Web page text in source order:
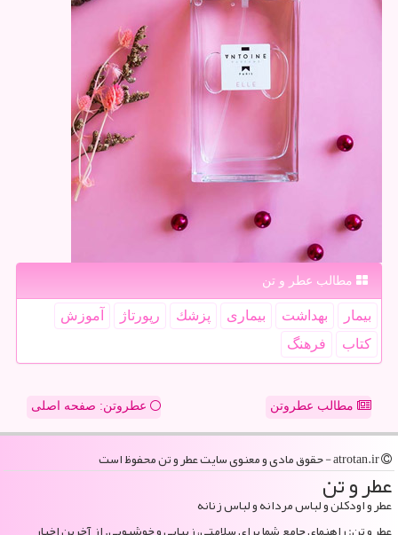
مطالب عطر و تن
بیمار بهداشت بیماری پزشك رپورتاژ
آموزش
كتاب
فرهنگ
مطالب عطروتن عطروتن: صفحه اصلی
عطر و تن
عطر و اودکلن و لباس مردانه و لباس زنانه